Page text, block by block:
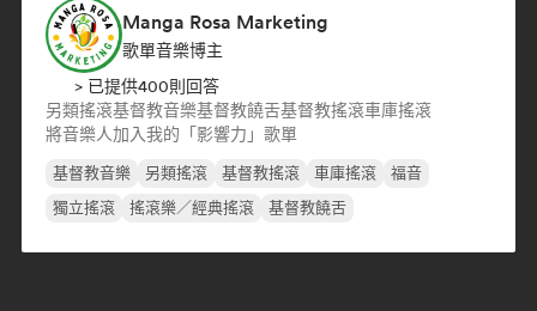
Manga Rosa Marketing
歌單音樂博主
> 已提供400則回答
另類搖滾基督教音樂基督教饒舌基督教搖滾車庫搖滾
將音樂人加入我的「影響力」歌單
基督教音樂 另類搖滾 基督教搖滾 車庫搖滾
福音
獨立搖滾
搖滾樂／經典搖滾 基督教饒舌